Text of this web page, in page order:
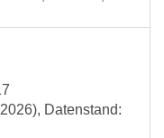
Datenstand: